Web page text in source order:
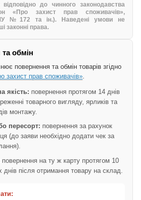
до чинного законодавства
«Про захист прав споживачів»,
№172 та ін.). Наведені умови не
законні права.
обмін
повернення та обмін товарів згідно
захист прав споживачів»
якість: повернення протягом 14 днів
товарного вигляду, ярликів та
монтажу.
пересорт: повернення за рахунок
(до заяви необхідно додати чек за
повернення на ту ж карту протягом 10
днів після отримання товару на склад.